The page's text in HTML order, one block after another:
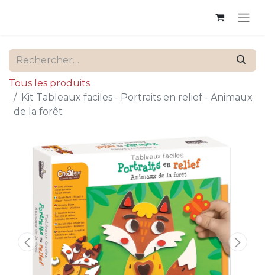
Tous les produits
Kit Tableaux faciles - Portraits en relief - Animaux
de la forêt